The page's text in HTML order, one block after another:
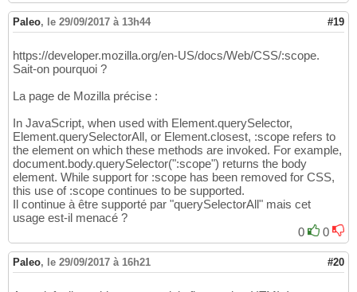
Paleo, le 29/09/2017 à 13h44 #19
https://developer.mozilla.org/en-US/docs/Web/CSS/:scope.
Sait-on pourquoi ?
La page de Mozilla précise :
In JavaScript, when used with Element.querySelector,
Element.querySelectorAll, or Element.closest, :scope refers to
the element on which these methods are invoked. For example,
document.body.querySelector(":scope") returns the body
element. While support for :scope has been removed for CSS,
this use of :scope continues to be supported.
Il continue à être supporté par "querySelectorAll" mais cet
usage est-il menacé ?
0
0
Paleo, le 29/09/2017 à 16h21 #20